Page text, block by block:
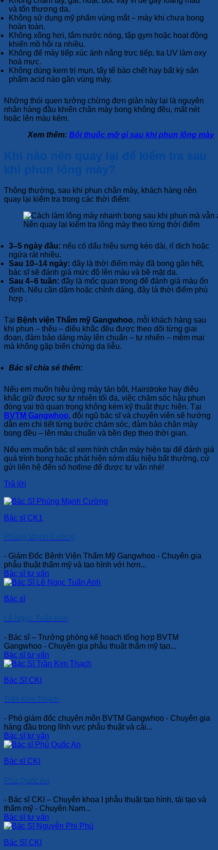
và tổn thương da.
Không sử dụng mỹ phẩm vùng mắt – mày khi chưa bong
hoàn toàn.
Không xông hơi, tắm nước nóng, tập gym hoặc hoạt động
khiến mồ hôi ra nhiều.
Không để mày tiếp xúc ánh nắng trực tiếp, tia UV làm oxy
hoá mực.
Không dùng kem trị mụn, tẩy tế bào chết hay bất kỳ sản
phẩm acid nào gần vùng mày.
Những thói quen tưởng chừng đơn giản này lại là nguyên
nhân hàng đầu khiến chân mày bong không đều, mất nét
hoặc lên màu kém.
Xem thêm: Bôi thuốc mỡ gì sau khi phun lông mày
Khi nào nên quay lại để kiểm tra sau
khi phun lông mày?
Thông thường, sau khi phun chân mày, khách hàng nên
quay lại kiểm tra trong các thời điểm:
Nên quay lại kiểm tra lông mày theo từng thời điểm
3–5 ngày đầu: nếu có dấu hiệu sưng kéo dài, rỉ dịch hoặc
ngứa rát nhiều.
Sau 10–14 ngày: đây là thời điểm mày đã bong gần hết,
bác sĩ sẽ đánh giá mức độ lên màu và bề mặt da.
Sau 4–6 tuần: đây là mốc quan trọng để đánh giá màu ổn
định. Nếu cần dặm hoặc chỉnh dáng, đây là thời điểm phù
hợp .
Tại Bệnh viện Thẩm mỹ Gangwhoo, mỗi khách hàng sau
khi phun – thêu – điêu khắc đều được theo dõi từng giai
đoạn, đảm bảo dáng mày lên chuẩn – tự nhiên – mềm mại
mà không gặp biến chứng da liễu.
Bác sĩ chia sẻ thêm:
Nếu em muốn hiệu ứng mày tán bột, Hairstroke hay điêu
khắc giữ được sự tự nhiên tối đa, việc chăm sóc hậu phun
đóng vai trò quan trọng không kém kỹ thuật thực hiện. Tại
BVTM Gangwhoo, đội ngũ bác sĩ và chuyên viên sẽ hướng
dẫn em chi tiết từng bước chăm sóc, đảm bảo chân mày
bong đều – lên màu chuẩn và bền đẹp theo thời gian.
Nếu em muốn bác sĩ xem hình chân mày hiện tại để đánh giá
quá trình bong hoặc phát hiện sớm dấu hiệu bất thường, cứ
gửi liên hệ đến số hotline để được tư vấn nhé!
Trả lời
Bác sĩ CK1
Phùng Mạnh Cường
- Giám Đốc Bệnh Viện Thẩm Mỹ Gangwhoo - Chuyên gia
phẫu thuật thẩm mỹ và tạo hình với hơn...
Bác sĩ tư vấn
Bác sĩ
Lê Ngọc Tuấn Anh
- Bác sĩ – Trưởng phòng kế hoạch tổng hợp BVTM
Gangwhoo - Chuyên gia phẫu thuật thẩm mỹ tạo...
Bác sĩ tư vấn
Bác Sĩ CKI
Trần Kim Thạch
- Phó giám đốc chuyên môn BVTM Gangwhoo - Chuyên gia
hàng đầu trong lĩnh vực phẫu thuật và cải...
Bác sĩ tư vấn
Bác sĩ CKI
Phú Quốc An
- Bác sĩ CKI – Chuyên khoa I phẫu thuật tạo hình, tái tạo và
thẩm mỹ - Chuyên Nam...
Bác sĩ tư vấn
Bác Sĩ CKI